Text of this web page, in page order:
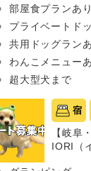
部屋食プランあり
プライベートド
共用ドッグラン
わんこメニュー
超大型犬まで
宿
【岐阜
IORI（